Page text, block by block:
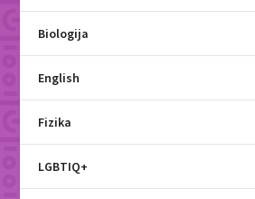
Biologija
English
Fizika
LGBTIQ+